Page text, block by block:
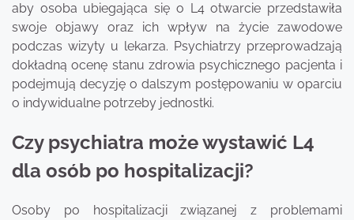
aby osoba ubiegająca się o L4 otwarcie przedstawiła
swoje objawy oraz ich wpływ na życie zawodowe
podczas wizyty u lekarza. Psychiatrzy przeprowadzają
dokładną ocenę stanu zdrowia psychicznego pacjenta i
podejmują decyzję o dalszym postępowaniu w oparciu
o indywidualne potrzeby jednostki.
Czy psychiatra może wystawić L4
dla osób po hospitalizacji?
Osoby po hospitalizacji związanej z problemami